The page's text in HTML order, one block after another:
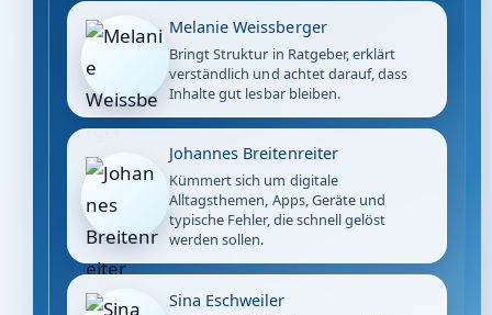
Melanie Weissberger
Bringt Struktur in Ratgeber, erklärt
verständlich und achtet darauf, dass
Inhalte gut lesbar bleiben.
Johannes Breitenreiter
Kümmert sich um digitale
Alltagsthemen, Apps, Geräte und
typische Fehler, die schnell gelöst
werden sollen.
Sina Eschweiler